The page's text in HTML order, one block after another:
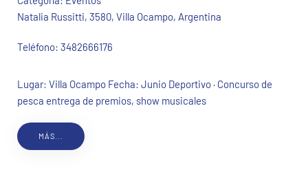
Natalia Russitti, 3580, Villa Ocampo, Argentina
Teléfono: 3482666176
Lugar: Villa Ocampo Fecha: Junio Deportivo · Concurso de
pesca entrega de premios, show musicales
MÁS...